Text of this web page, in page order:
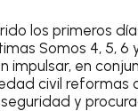
los primeros
Somos 4, 5, 6
impulsar, en
civil reformas
y